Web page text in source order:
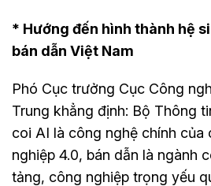
* Hướng đến hình thành hệ
bán dẫn Việt Nam
Phó Cục trưởng Cục Công
Trung khẳng định: Bộ Thông
coi AI là công nghệ chính của
nghiệp 4.0, bán dẫn là ngành
tảng, công nghiệp trọng yếu